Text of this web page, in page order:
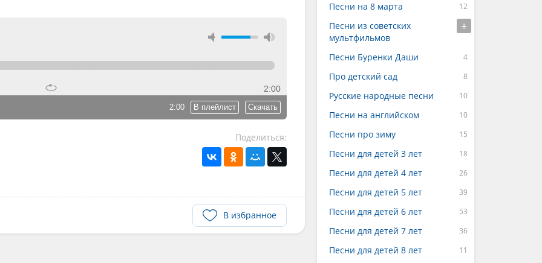
2:00
2:00 В плейлист Скачать
Поделиться:
В избранное
Песни на 8 марта
Песни из советских
мультфильмов
Песни Буренки Даши
Про детский сад
Русские народные песни
Песни на английском
Песни про зиму
Песни для детей 3 лет
Песни для детей 4 лет
Песни для детей 5 лет
Песни для детей 6 лет
Песни для детей 7 лет
Песни для детей 8 лет